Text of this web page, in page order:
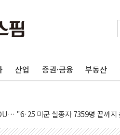
산업 증권·금융 부동산
주 프리뷰...美 고용 쇼크에 반도체주 '
용 쇼크에 금리 인상 우려 후퇴…나스닥
국, 공동방위협정 체결
월 때와 달리 워시엔 톤 낮춰
정책특보 내정설...포항시 '시끌'